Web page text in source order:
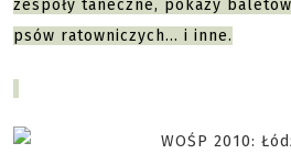
zespoły taneczne, pokazy
psów ratowniczych… i inne.